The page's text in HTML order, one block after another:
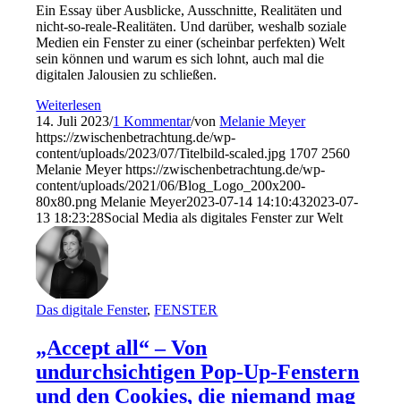
Ein Essay über Ausblicke, Ausschnitte, Realitäten und
nicht-so-reale-Realitäten. Und darüber, weshalb soziale
Medien ein Fenster zu einer (scheinbar perfekten) Welt
sein können und warum es sich lohnt, auch mal die
digitalen Jalousien zu schließen.
Weiterlesen
14. Juli 2023/1 Kommentar/vonMelanie Meyer
https://zwischenbetrachtung.de/wp-
content/uploads/2023/07/Titelbild-scaled.jpg 1707 2560
Melanie Meyer https://zwischenbetrachtung.de/wp-
content/uploads/2021/06/Blog_Logo_200x200-
80x80.png Melanie Meyer2023-07-14 14:10:432023-07-
13 18:23:28Social Media als digitales Fenster zur Welt
Das digitale Fenster,FENSTER
„Accept all“ – Von
undurchsichtigen Pop-Up-Fenstern
und den Cookies, die niemand mag